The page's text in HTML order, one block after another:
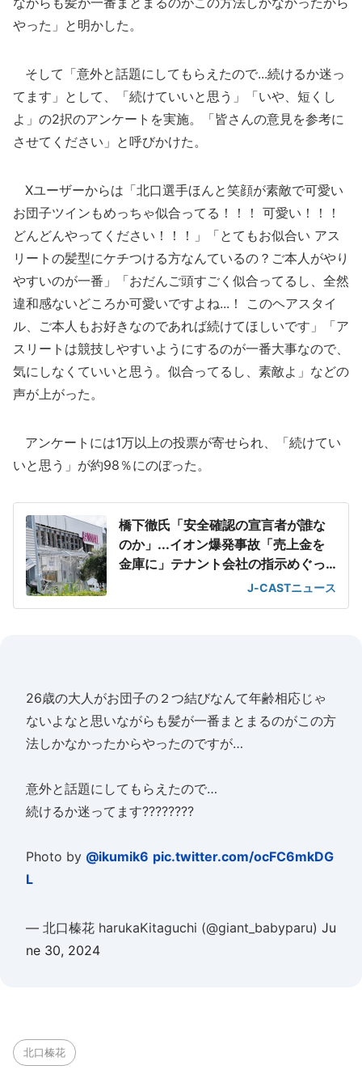
やった」と明かした。
そして「意外と話題にしてもらえたので...続けるか迷っ
てます」として、「続けていいと思う」「いや、短くし
よ」の2択のアンケートを実施。「皆さんの意見を参考に
させてください」と呼びかけた。
Xユーザーからは「北口選手ほんと笑顔が素敵で可愛い
お団子ツインもめっちゃ似合ってる！！！ 可愛い！！！
どんどんやってください！！！」「とてもお似合い アス
リートの髪型にケチつける方なんているの？ご本人がやり
やすいのが一番」「おだんご頭すごく似合ってるし、全然
違和感ないどころか可愛いですよね...！ このヘアスタイ
ル、ご本人もお好きなのであれば続けてほしいです」「ア
スリートは競技しやすいようにするのが一番大事なので、
気にしなくていいと思う。似合ってるし、素敵よ」などの
声が上がった。
アンケートには1万以上の投票が寄せられ、「続けてい
いと思う」が約98％にのぼった。
橋下徹氏「安全確認の宣言者が誰な
のか」...イオン爆発事故「売上金を
金庫に」テナント会社の指示めぐっ
J-CASTニュース
26歳の大人がお団子の２つ結びなんて年齢相応じゃ
ないよなと思いながらも髪が一番まとまるのがこの方
法しかなかったからやったのですが…
意外と話題にしてもらえたので…
続けるか迷ってます????????
Photo by @ikumik6 pic.twitter.com/ocFC6mkDG
L
— 北口榛花 harukaKitaguchi (@giant_babyparu) Ju
ne 30, 2024
北口榛花